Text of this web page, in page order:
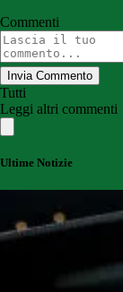
Commenti
Invia Commento
Tutti
Leggi altri commenti
Ultime Notizie